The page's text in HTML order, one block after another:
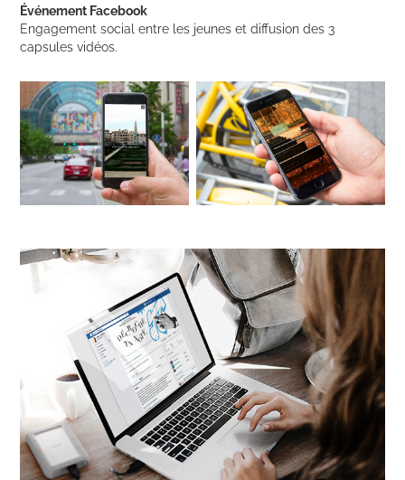
Événement Facebook
Engagement social entre les jeunes et diffusion des 3
capsules vidéos.